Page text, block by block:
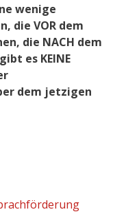
wenige
die VOR dem
die NACH dem
es KEINE
dem jetzigen